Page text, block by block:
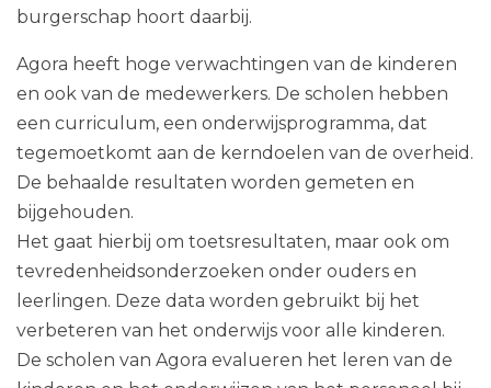
burgerschap hoort daarbij.
Agora heeft hoge verwachtingen van de kinderen
en ook van de medewerkers. De scholen hebben
een curriculum, een onderwijsprogramma, dat
tegemoetkomt aan de kerndoelen van de overheid.
De behaalde resultaten worden gemeten en
bijgehouden.
Het gaat hierbij om toetsresultaten, maar ook om
tevredenheidsonderzoeken onder ouders en
leerlingen. Deze data worden gebruikt bij het
verbeteren van het onderwijs voor alle kinderen.
De scholen van Agora evalueren het leren van de